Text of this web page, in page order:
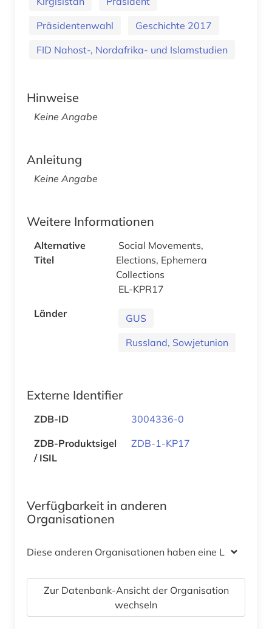
Präsidentenwahl
Geschichte 2017
FID Nahost-, Nordafrika- und Islamstudien
Hinweise
Keine Angabe
Anleitung
Keine Angabe
Weitere Informationen
Alternative
Titel
Social Movements,
Elections, Ephemera
Collections
EL-KPR17
Länder
GUS
Russland, Sowjetunion
Externe Identifier
ZDB-ID
3004336-0
ZDB-Produktsigel
/ ISIL
ZDB-1-KP17
Verfügbarkeit in anderen
Organisationen
Diese anderen Organisationen haben eine Lizenz
Zur Datenbank-Ansicht der Organisation
wechseln